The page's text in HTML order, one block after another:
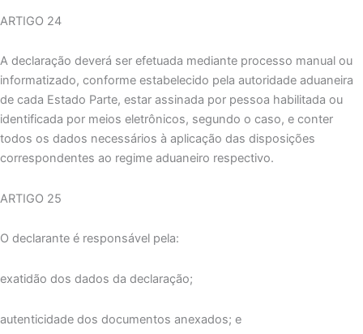
ARTIGO 24
A declaração deverá ser efetuada mediante processo manual ou
informatizado, conforme estabelecido pela autoridade aduaneira
de cada Estado Parte, estar assinada por pessoa habilitada ou
identificada por meios eletrônicos, segundo o caso, e conter
todos os dados necessários à aplicação das disposições
correspondentes ao regime aduaneiro respectivo.
ARTIGO 25
O declarante é responsável pela:
exatidão dos dados da declaração;
autenticidade dos documentos anexados; e